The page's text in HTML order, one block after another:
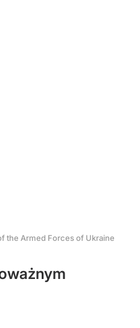
the Armed Forces of Ukraine